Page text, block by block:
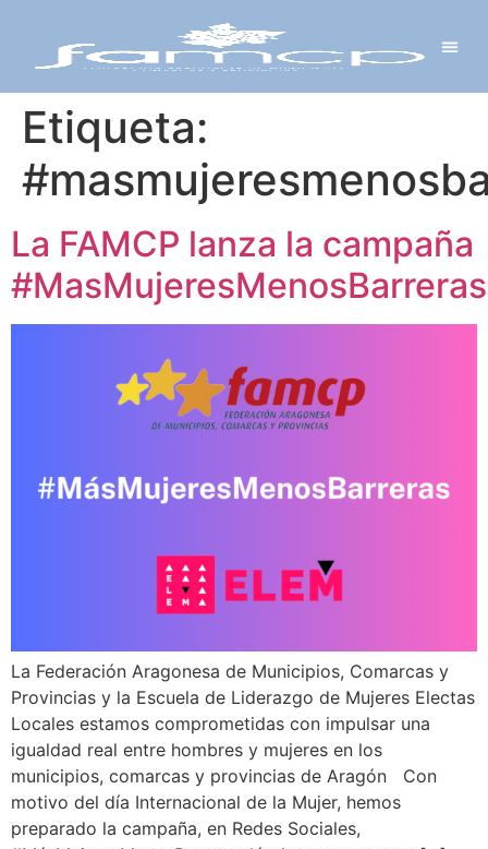
Etiqueta:
La FAMCP lanza la campaña
#MasMujeresMenosBarreras
La Federación Aragonesa de Municipios, Comarcas y
Provincias y la Escuela de Liderazgo de Mujeres Electas
Locales estamos comprometidas con impulsar una
igualdad real entre hombres y mujeres en los
municipios, comarcas y provincias de Aragón Con
motivo del día Internacional de la Mujer, hemos
preparado la campaña, en Redes Sociales,